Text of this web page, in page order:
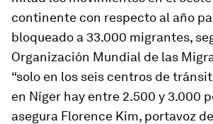
continente con respecto al año
bloqueado a 33.000 migrantes,
Organización Mundial de las
“solo en los seis centros de
en Níger hay entre 2.500 y 3.000
asegura Florence Kim, portavoz